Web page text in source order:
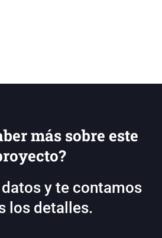
más sobre este
y te contamos
los detalles.